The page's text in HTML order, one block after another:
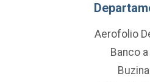
Aerofolio
Banco a